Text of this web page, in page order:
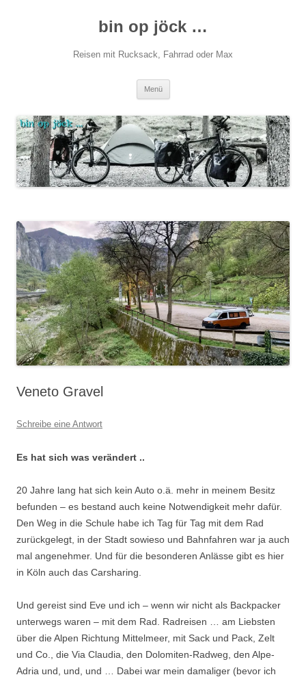
bin op jöck …
Reisen mit Rucksack, Fahrrad oder Max
Menü
Veneto Gravel
Schreibe eine Antwort
Es hat sich was verändert ..
20 Jahre lang hat sich kein Auto o.ä. mehr in meinem Besitz
befunden – es bestand auch keine Notwendigkeit mehr dafür.
Den Weg in die Schule habe ich Tag für Tag mit dem Rad
zurückgelegt, in der Stadt sowieso und Bahnfahren war ja auch
mal angenehmer. Und für die besonderen Anlässe gibt es hier
in Köln auch das Carsharing.
Und gereist sind Eve und ich – wenn wir nicht als Backpacker
unterwegs waren – mit dem Rad. Radreisen … am Liebsten
über die Alpen Richtung Mittelmeer, mit Sack und Pack, Zelt
und Co., die Via Claudia, den Dolomiten-Radweg, den Alpe-
Adria und, und, und … Dabei war mein damaliger (bevor ich